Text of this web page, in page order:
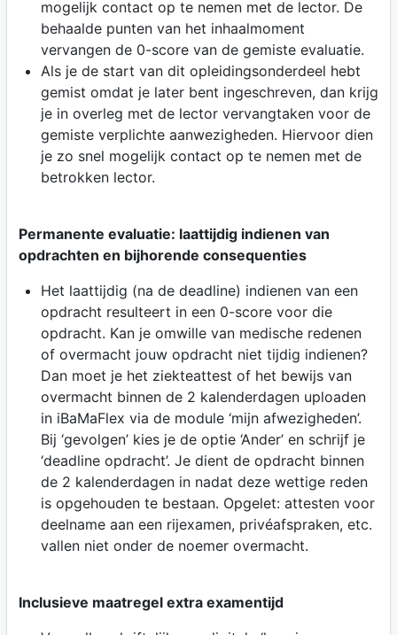
mogelijk contact op te nemen met de lector. De
behaalde punten van het inhaalmoment
vervangen de 0-score van de gemiste evaluatie.
Als je de start van dit opleidingsonderdeel hebt
gemist omdat je later bent ingeschreven, dan krijg
je in overleg met de lector vervangtaken voor de
gemiste verplichte aanwezigheden. Hiervoor dien
je zo snel mogelijk contact op te nemen met de
betrokken lector.
Permanente evaluatie: laattijdig indienen van
opdrachten en bijhorende consequenties
Het laattijdig (na de deadline) indienen van een
opdracht resulteert in een 0-score voor die
opdracht. Kan je omwille van medische redenen
of overmacht jouw opdracht niet tijdig indienen?
Dan moet je het ziekteattest of het bewijs van
overmacht binnen de 2 kalenderdagen uploaden
in iBaMaFlex via de module ‘mijn afwezigheden’.
Bij ‘gevolgen’ kies je de optie ‘Ander’ en schrijf je
‘deadline opdracht’. Je dient de opdracht binnen
de 2 kalenderdagen in nadat deze wettige reden
is opgehouden te bestaan. Opgelet: attesten voor
deelname aan een rijexamen, privéafspraken, etc.
vallen niet onder de noemer overmacht.
Inclusieve maatregel extra examentijd